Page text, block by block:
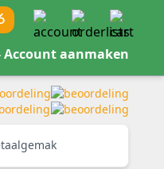
Account aanmaken